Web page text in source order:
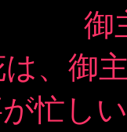
御
、御
忙し